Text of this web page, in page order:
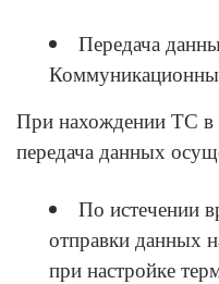
Передача
При нахождении ТС в
передача данных
По истечении
отправки данных
при настройке